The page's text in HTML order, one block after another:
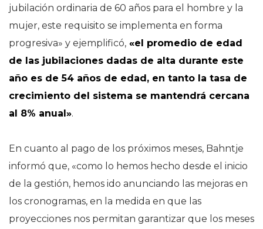
jubilación ordinaria de 60 años para el hombre y la
mujer, este requisito se implementa en forma
progresiva» y ejemplificó, «el promedio de edad
de las jubilaciones dadas de alta durante este
año es de 54 años de edad, en tanto la tasa de
crecimiento del sistema se mantendrá cercana
al 8% anual».
En cuanto al pago de los próximos meses, Bahntje
informó que, «como lo hemos hecho desde el inicio
de la gestión, hemos ido anunciando las mejoras en
los cronogramas, en la medida en que las
proyecciones nos permitan garantizar que los meses